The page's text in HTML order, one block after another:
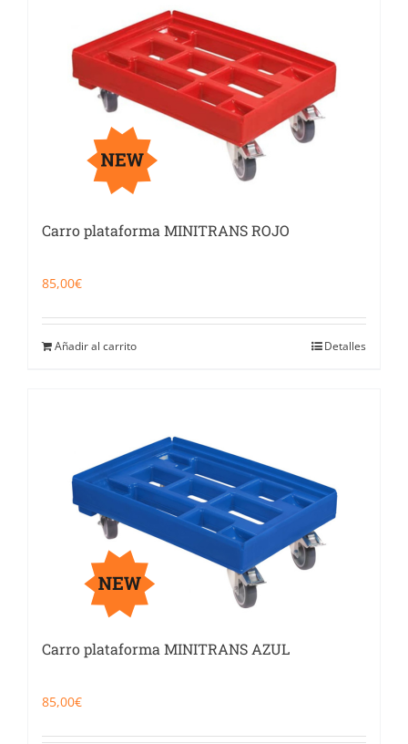
Food Service y Vending
Carro plataforma MINITRANS ROJO
85,00€
Añadir al carrito Detalles
Carro plataforma MINITRANS AZUL
85,00€